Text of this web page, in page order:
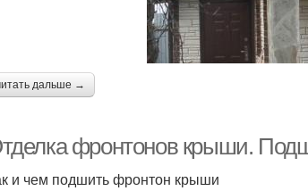
дальше →
фронтонов крыши.
и чем подшить фронтон крыши